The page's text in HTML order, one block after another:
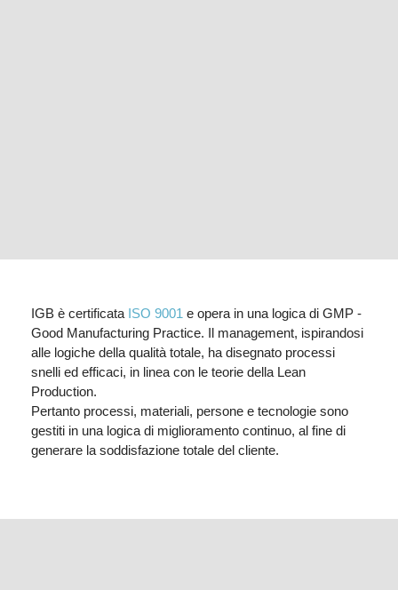
IGB è certificata ISO 9001 e opera in una logica di GMP -
Good Manufacturing Practice. Il management, ispirandosi
alle logiche della qualità totale, ha disegnato processi
snelli ed efficaci, in linea con le teorie della Lean
Production.
Pertanto processi, materiali, persone e tecnologie sono
gestiti in una logica di miglioramento continuo, al fine di
generare la soddisfazione totale del cliente.